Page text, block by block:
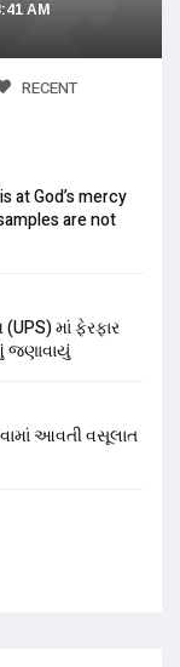
AM
RECENT
at God’s mercy
are not
માં ફેરફાર
જણાવાયું
આવતી વસૂલાત